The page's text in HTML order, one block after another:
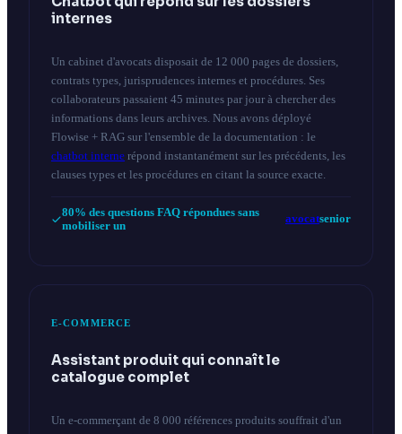
internes
Un cabinet d'avocats disposait de 12 000 pages de dossiers,
contrats types, jurisprudences internes et procédures. Ses
collaborateurs passaient 45 minutes par jour à chercher des
informations dans leurs archives. Nous avons déployé
Flowise + RAG sur l'ensemble de la documentation : le
chatbot interne répond instantanément sur les précédents, les
clauses types et les procédures en citant la source exacte.
80% des questions FAQ répondues sans
mobiliser un
avocatsenior
E-COMMERCE
Assistant produit qui connaît le
catalogue complet
Un e-commerçant de 8 000 références produits souffrait d'un